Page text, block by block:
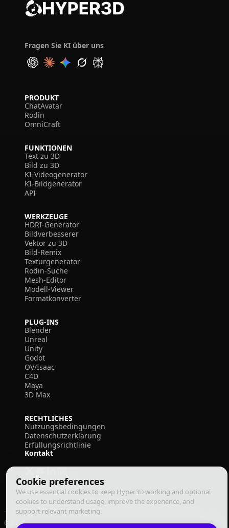
Cookie preferences
We use essential cookies to keep Hyper3D working and optional
cookies to understand usage, improve the experience, and
support relevant marketing.
Fragen Sie KI über uns
PRODUKT
ChatAvatar
Rodin
OmniCraft
FUNKTIONEN
Text zu 3D
Bild zu 3D
KI-Videogenerator
KI-Bildgenerator
API
WERKZEUGE
HDRI-Generator
Bildverbesserer
Vektor zu 3D
Bild-Remix
Texturgenerator
Rodin-Suche
Mesh-Editor
Modell-Viewer
Formatkonverter
PLUG-INS
Blender
Unreal
Unity
Godot
OV/Isaac
C4D
Maya
3D Max
RECHTLICHES
Nutzungsbedingungen
Datenschutzerklärung
Erfüllungsrichtlinie
Kontakt
© 2026 Deemos Corporation. Alle Rechte vorbehalten